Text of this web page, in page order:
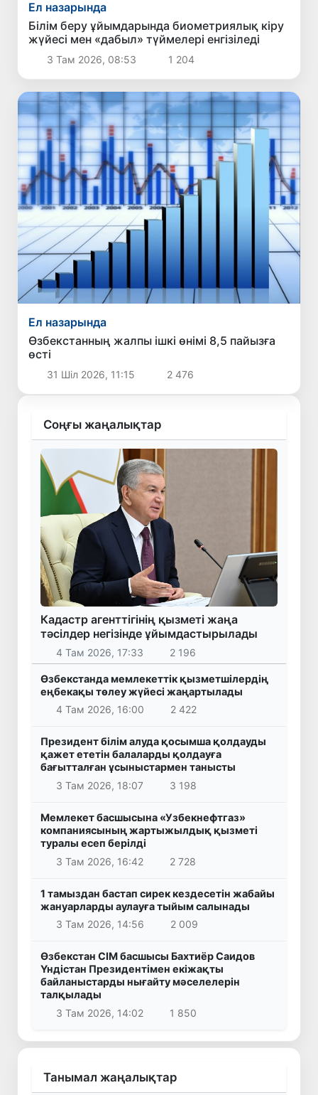
Ел назарында
Білім беру ұйымдарында биометриялық кіру
жүйесі мен «дабыл» түймелері енгізіледі
3 Там 2026, 08:53 1 204
Ел назарында
Өзбекстанның жалпы ішкі өнімі 8,5 пайызға
өсті
31 Шіл 2026, 11:15 2 476
Соңғы жаңалықтар
Кадастр агенттігінің қызметі жаңа
тәсілдер негізінде ұйымдастырылады
4 Там 2026, 17:33 2 196
Өзбекстанда мемлекеттік қызметшілердің
еңбекақы төлеу жүйесі жаңартылады
4 Там 2026, 16:00
2 422
Президент білім алуда қосымша қолдауды
қажет ететін балаларды қолдауға
бағытталған ұсыныстармен танысты
3 Там 2026, 18:07
3 198
Мемлекет басшысына «Узбекнефтгаз»
компаниясының жартыжылдық қызметі
туралы есеп берілді
3 Там 2026, 16:42
2 728
1 тамыздан бастап сирек кездесетін жабайы
жануарларды аулауға тыйым салынады
3 Там 2026, 14:56
2 009
Өзбекстан СІМ басшысы Бахтиёр Саидов
Үндістан Президентімен екіжақты
байланыстарды нығайту мәселелерін
талқылады
3 Там 2026, 14:02
1 850
Танымал жаңалықтар